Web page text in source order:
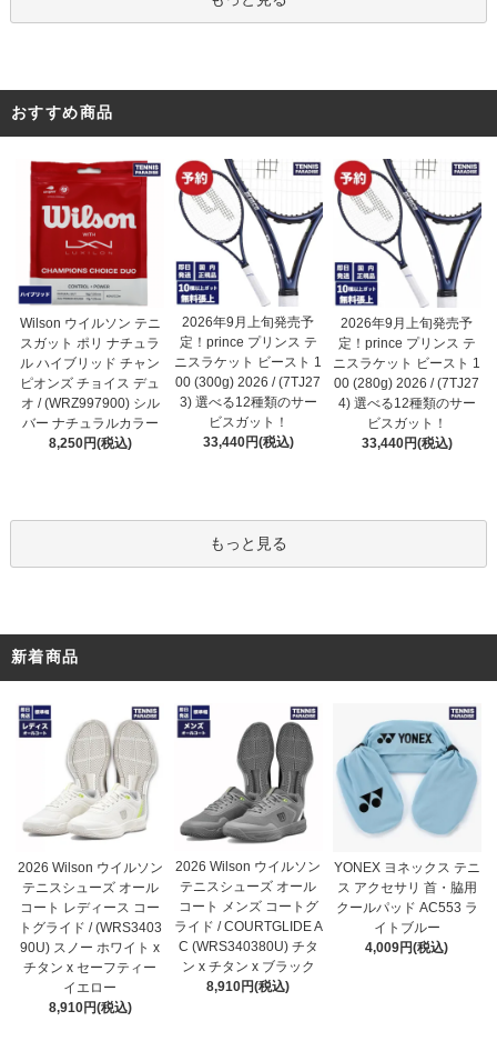
おすすめ商品
Wilson ウイルソン テニ
スガット ポリ ナチュラ
ル ハイブリッド チャン
ピオンズ チョイス デュ
オ / (WRZ997900) シル
バー ナチュラルカラー
8,250円(税込)
2026年9月上旬発売予
定！prince プリンス テ
ニスラケット ビースト 1
00 (300g) 2026 / (7TJ27
3) 選べる12種類のサー
ビスガット！
33,440円(税込)
2026年9月上旬発売予
定！prince プリンス テ
ニスラケット ビースト 1
00 (280g) 2026 / (7TJ27
4) 選べる12種類のサー
ビスガット！
33,440円(税込)
もっと見る
新着商品
2026 Wilson ウイルソン
テニスシューズ オール
コート レディース コー
トグライド / (WRS3403
90U) スノー ホワイト x
チタン x セーフティー
イエロー
8,910円(税込)
2026 Wilson ウイルソン
テニスシューズ オール
コート メンズ コートグ
ライド / COURTGLIDE A
C (WRS340380U) チタ
ン x チタン x ブラック
8,910円(税込)
YONEX ヨネックス テニ
ス アクセサリ 首・脇用
クールパッド AC553 ラ
イトブルー
4,009円(税込)